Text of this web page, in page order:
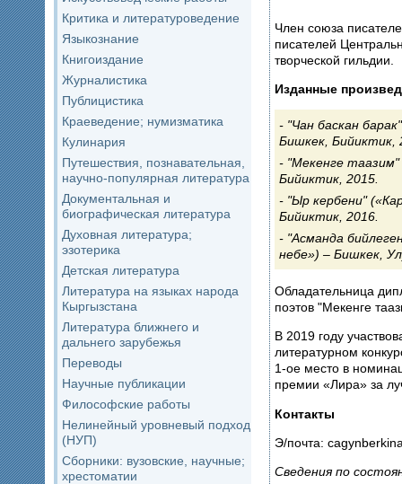
Критика и литературоведение
Языкознание
Книгоиздание
Журналистика
Публицистика
Краеведение; нумизматика
Кулинария
Путешествия, познавательная,
научно-популярная литература
Документальная и
биографическая литература
Духовная литература;
эзотерика
Детская литература
Литература на языках народа
Кыргызстана
Литература ближнего и
дальнего зарубежья
Переводы
Научные публикации
Философские работы
Нелинейный уровневый подход
(НУП)
Сборники: вузовские, научные;
хрестоматии
Член союза
писателей
творческой гильдии.
Изданные
"Чан баскан
Бишкек, Бийиктик,
"Мекенге
Бийиктик, 2015.
"Ыр кербени"
Бийиктик, 2016.
"Асманда
небе») – Бишкек,
Обладательница
поэтов "Мекенге
В 2019 году
литературном
1-ое место в
премии «Лира» за
Контакты
Э/почта:
Сведения по